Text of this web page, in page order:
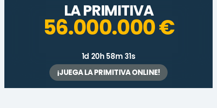
LA PRIMITIVA
56.000.000 €
1d 20h 58m 31s
¡JUEGA LA PRIMITIVA ONLINE!